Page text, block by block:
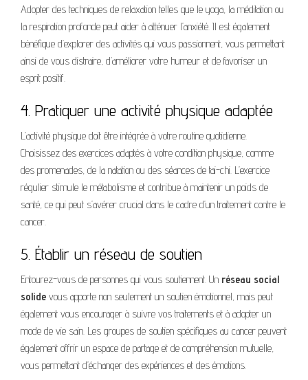
Adopter des techniques de relaxation telles que le yoga, la méditation ou
la respiration profonde peut aider à atténuer l’anxiété. Il est également
bénéfique d’explorer des activités qui vous passionnent, vous permettant
ainsi de vous distraire, d’améliorer votre humeur et de favoriser un
esprit positif.
4. Pratiquer une activité physique adaptée
L’activité physique doit être intégrée à votre routine quotidienne.
Choisissez des exercices adaptés à votre condition physique, comme
des promenades, de la natation ou des séances de tai-chi. L’exercice
régulier stimule le métabolisme et contribue à maintenir un poids de
santé, ce qui peut s’avérer crucial dans le cadre d’un traitement contre le
cancer.
5. Établir un réseau de soutien
Entourez-vous de personnes qui vous soutiennent. Un réseau social
solide vous apporte non seulement un soutien émotionnel, mais peut
également vous encourager à suivre vos traitements et à adopter un
mode de vie sain. Les groupes de soutien spécifiques au cancer peuvent
également offrir un espace de partage et de compréhension mutuelle,
vous permettant d’échanger des expériences et des émotions.